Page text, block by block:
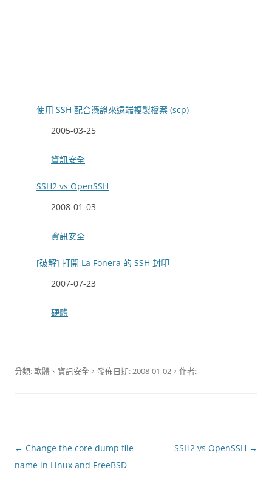
使用 SSH 配合憑證來遠端複製檔案 (scp)
日期
2005-03-25
關於
資訊安全
SSH2 vs OpenSSH
日期
2008-01-03
關於
資訊安全
[破解] 打開 La Fonera 的 SSH 封印
日期
2007-07-23
關於
硬體
分類:軟體 、 資訊安全 ，發佈日期: 2008-01-02 ，作者:
文
章
← Change the core dump file
name in Linux and FreeBSD
SSH2 vs OpenSSH →